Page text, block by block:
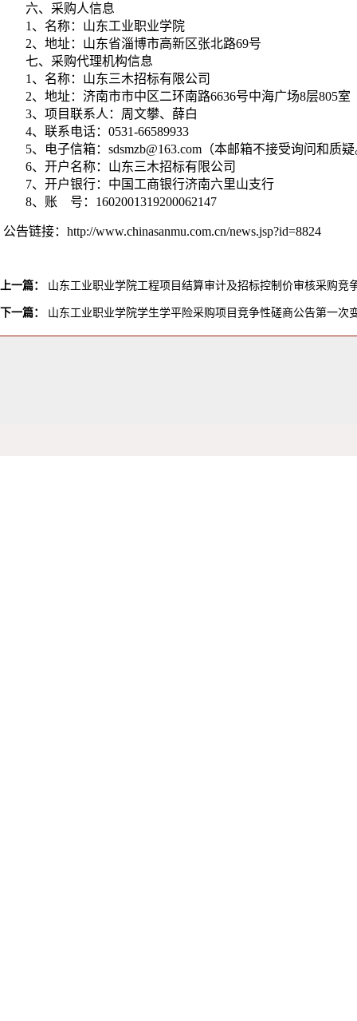
六、采购人信息
1、名称：山东工业职业学院
2、地址：山东省淄博市高新区张北路69号
七、采购代理机构信息
1、名称：山东三木招标有限公司
2、地址：济南市市中区二环南路6636号中海广场8层805室
3、项目联系人：周文攀、薛白
4、联系电话：0531-66589933
5、电子信箱：sdsmzb@163.com（本邮箱不接受询问和质
6、开户名称：山东三木招标有限公司
7、开户银行：中国工商银行济南六里山支行
8、账 号：1602001319200062147
公告链接： http://www.chinasanmu.com.cn/news.jsp?id=8824
上一篇： 山东工业职业学院工程项目结算审计及招标控制价审核采购竞
下一篇： 山东工业职业学院学生学平险采购项目竞争性磋商公告第一次